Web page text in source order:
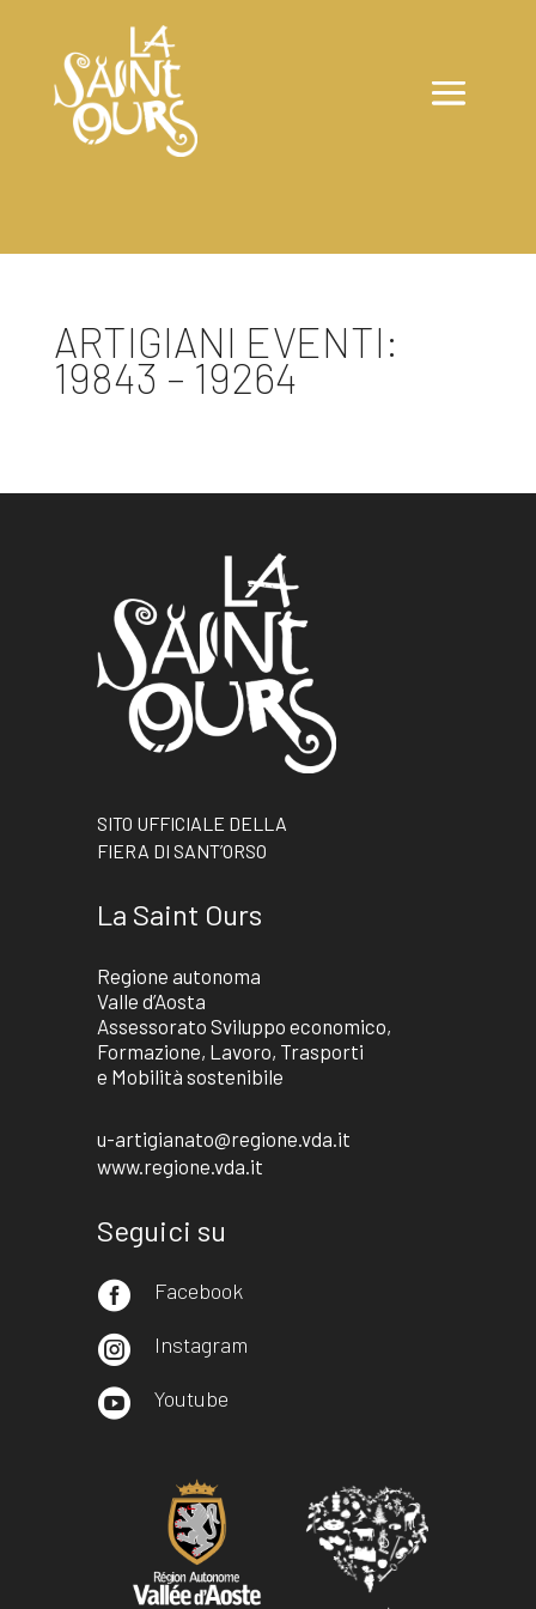
ARTIGIANI EVENTI:
19843 – 19264
SITO UFFICIALE DELLA
FIERA DI SANT’ORSO
La Saint Ours
Regione autonoma
Valle d’Aosta
Assessorato Sviluppo economico,
Formazione, Lavoro, Trasporti
e Mobilità sostenibile
u-artigianato@regione.vda.it
www.regione.vda.it
Seguici su
 Facebook
 Instagram
 Youtube